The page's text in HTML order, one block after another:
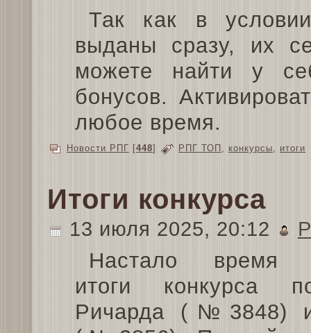
Так как в
выданы сразу, их
можете найти у
бонусов.
любое время.
Новости РПГ [448] РПГ ТОП , конкурсы, итоги
Итоги конкурса
13 июля 2025, 20:12
Настало время
итоги конкурса
Ричарда (№3848)